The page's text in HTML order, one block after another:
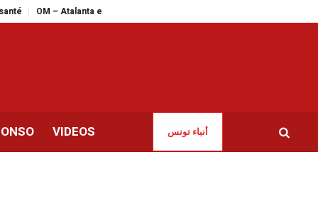
Atalanta en live streaming : le match de la dernière chance pour les
VIDEOS أنباء تونس